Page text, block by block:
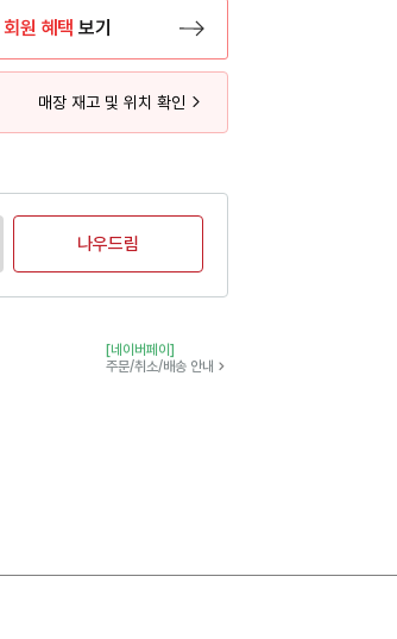
회원 혜택 보기
매장 재고 및 위치 확인
나우드림
[네이버페이]
주문/취소/배송 안내